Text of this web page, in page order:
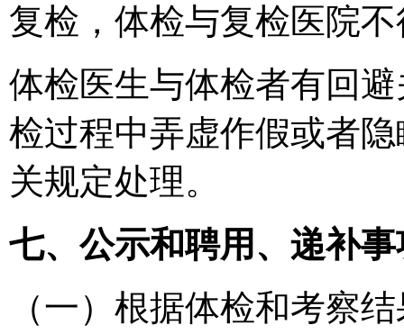
复检，体检与复检医院
体检医生与体检者有回
检过程中弄虚作假或者
关规定处理。
七、公示和聘用、递补事
（一）根据体检和考察